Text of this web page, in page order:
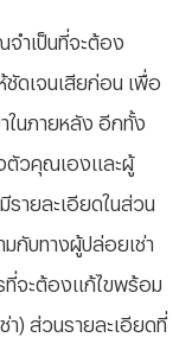
ำเป็นที่จะต้อง
ดเจนเสียก่อน เพื่อ
ในภายหลัง อีกทั้ง
ตัวคุณเองและผู้
รายละเอียดในส่วน
มกับทางผู้ปล่อยเช่า
ที่จะต้องแก้ไขพร้อม
า) ส่วนรายละเอียดที่